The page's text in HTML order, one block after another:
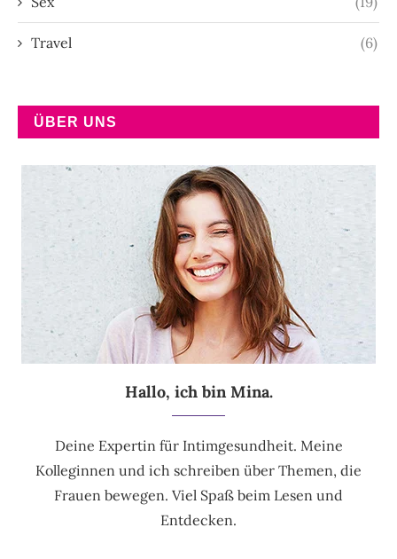
Travel (6)
ÜBER UNS
Hallo, ich bin Mina.
Deine Expertin für Intimgesundheit. Meine
Kolleginnen und ich schreiben über Themen, die
Frauen bewegen. Viel Spaß beim Lesen und
Entdecken.